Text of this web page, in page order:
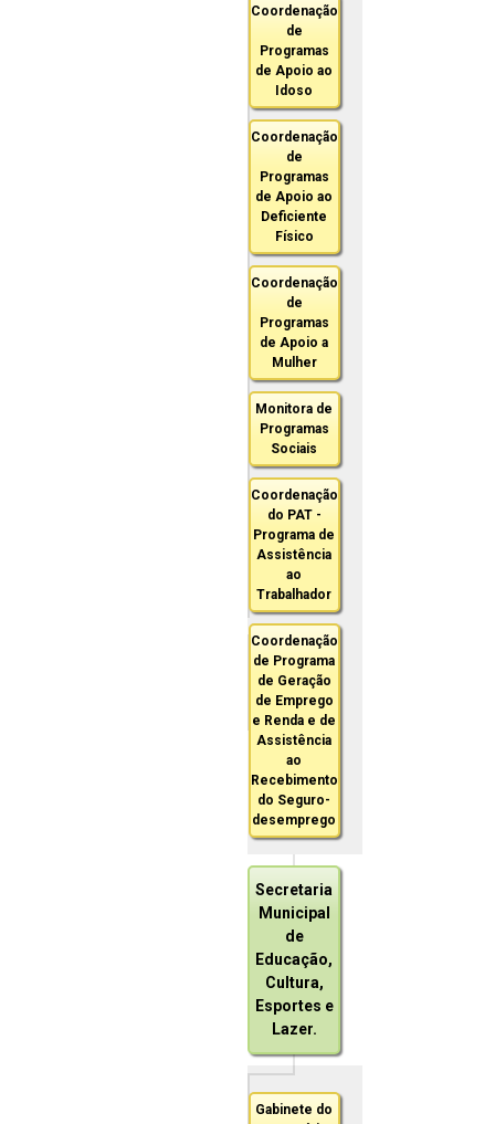
Coordenação
de
Programas
de Apoio ao
Idoso
Coordenação
de
Programas
de Apoio ao
Deficiente
Físico
Coordenação
de
Programas
de Apoio a
Mulher
Monitora de
Programas
Sociais
Coordenação
do PAT -
Programa de
Assistência
ao
Trabalhador
Coordenação
de Programa
de Geração
de Emprego
e Renda e de
Assistência
ao
Recebimento
do Seguro-
desemprego
Secretaria
Municipal
de
Educação,
Cultura,
Esportes e
Lazer.
Gabinete do